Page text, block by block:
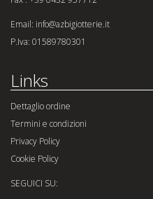
Email: info@azbigiotterie.it
P.Iva: 01589780301
Links
Dettaglio ordine
Termini e condizioni
Privacy Policy
Cookie Policy
SEGUICI SU: